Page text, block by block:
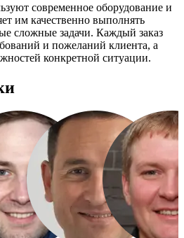
современное оборудование и
им качественно выполнять
сложные задачи. Каждый заказ
и пожеланий клиента, а
конкретной ситуации.